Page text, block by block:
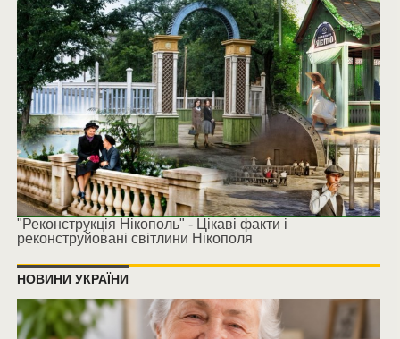
"Реконструкція Нікополь" - Цікаві факти і
реконструйовані світлини Нікополя
НОВИНИ УКРАЇНИ